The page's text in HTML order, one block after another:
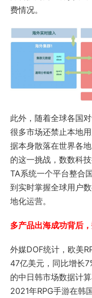
费情况。
此外，随着全球各国
很多市场还禁止本地
据本身散落在世界各
的这一挑战，数数科
TA系统一个平台整合
到实时掌握全球用户
地化运营。
多产品出海成功背后
外媒DOF统计，欧美
47亿美元，同比增长
的中日韩市场数据计
2021年RPG手游在韩